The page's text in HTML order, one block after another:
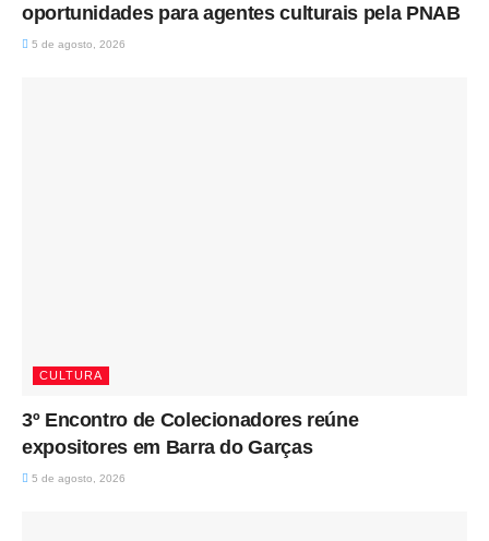
oportunidades para agentes culturais pela PNAB
5 de agosto, 2026
CULTURA
3º Encontro de Colecionadores reúne
expositores em Barra do Garças
5 de agosto, 2026